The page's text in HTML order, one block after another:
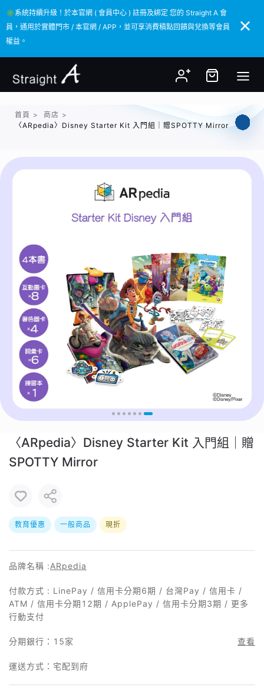
✳️系統持續升級！於本官網 ( 會員中心 ) 註冊及綁定 您的 Straight A 會
員，通用於實體門市 / 本官網 / APP，並可享消費積點回饋與兌換等會員
權益。
✳️系統持續升級！於本官網 ( 會員中心 ) 註冊及綁定 您的 Straight A 會
員，通用於實體門市 / 本官網 / APP，並可享消費積點回饋與兌換等會員
權益。
首頁 > 商店 >
〈ARpedia〉Disney Starter Kit 入門組｜贈SPOTTY Mirror
〈ARpedia〉Disney Starter Kit 入門組｜贈
SPOTTY Mirror
教育優惠 一般商品 現折
品牌名稱 :ARpedia
付款方式 : LinePay / 信用卡分期6期 / 台灣Pay / 信用卡 /
ATM / 信用卡分期12期 / ApplePay / 信用卡分期3期 / 更多
行動支付
分期銀行： 15家 查看
運送方式：宅配到府